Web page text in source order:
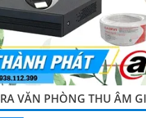
VĂN PHÒNG THU ÂM